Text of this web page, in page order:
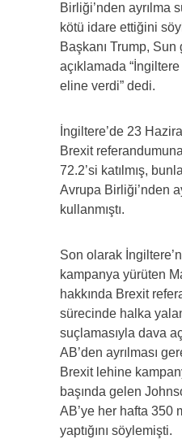
Birliği’nden ayrılma
kötü idare ettiğini
Başkanı Trump, Sun
açıklamada
eline verdi” dedi.
İngiltere’de 23
Brexit
72.2’si katılmış,
Avrupa Birliği’nden
kullanmıştı.
Son olarak
kampanya yürüten
hakkında Brexit
sürecinde halka
suçlamasıyla dava
AB’den ayrılması
Brexit lehine
başında gelen
AB’ye her hafta 350
yaptığını söylemişti.